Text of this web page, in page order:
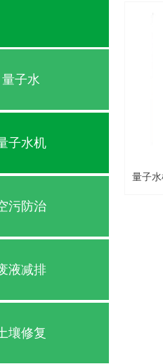
量子
量子水
子水机
污防治
液减排
壤修复